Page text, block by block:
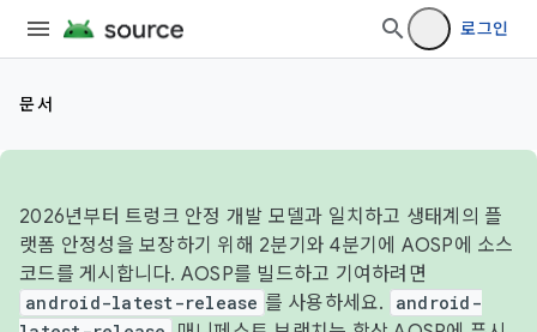
로그인
문서
2026년부터 트렁크 안정 개발 모델과 일치하고 생태계의 플
랫폼 안정성을 보장하기 위해 2분기와 4분기에 AOSP에 소스
코드를 게시합니다. AOSP를 빌드하고 기여하려면
android-latest-release 를 사용하세요.
android-